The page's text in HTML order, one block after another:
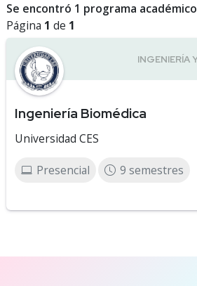
Se encontró 1 programa académico
Página 1 de 1
Ingeniería Biomédica
Universidad CES
Presencial 9 semestres